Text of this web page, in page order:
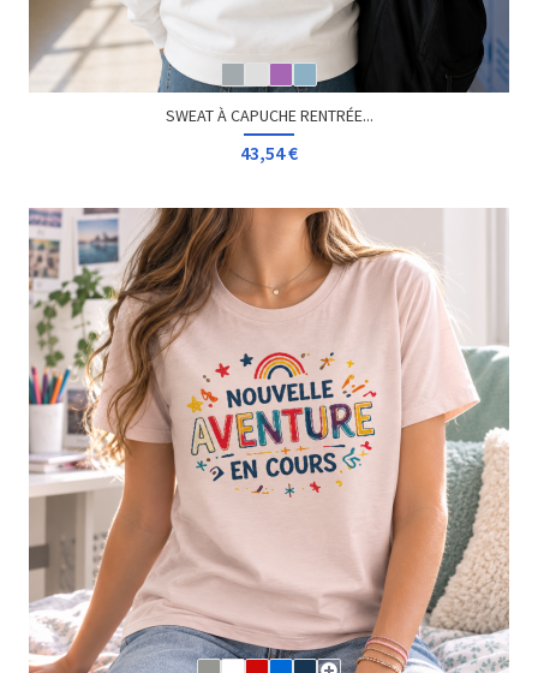
SWEAT À CAPUCHE RENTRÉE...
43,54 €